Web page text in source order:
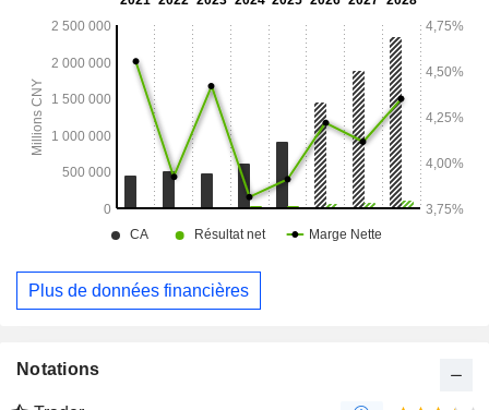
Plus de données financières
Notations